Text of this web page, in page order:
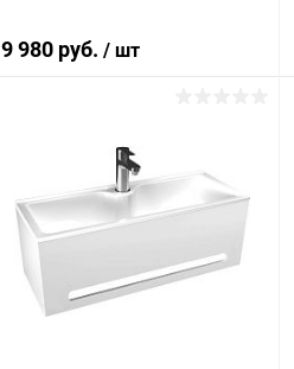
9 980 руб. / шт
В корзину
Купить в 1 клик Сравнение
В избранное Под заказ